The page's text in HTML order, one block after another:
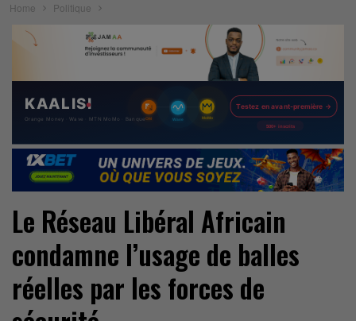
Home Politique
Le Réseau Libéral Africain
condamne l’usage de balles
réelles par les forces de